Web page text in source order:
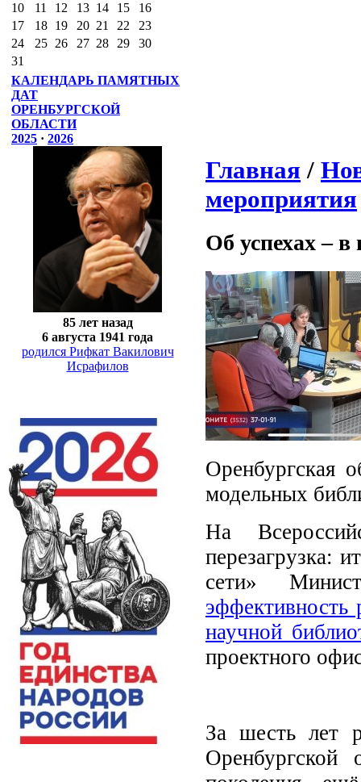
10
11 12 13 14 15
16
17
18 19 20 21 22
23
24
25 26 27 28 29
30
31
КАЛЕНДАРЬ ПАМЯТНЫХ
ДАТ
ОРЕНБУРГСКОЙ
ОБЛАСТИ
2025 · 2026
85 лет назад
6 августа 1941 года
родился Рифкат Вакилович
Исрафилов
Главная /
мероприятия
Об успехах –
Оренбургская
модельных
На
перезагрузка:
сети»
эффективность
научной
проектного
За шесть лет
Оренбургской